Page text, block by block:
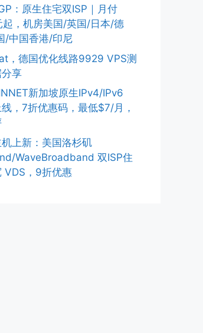
：原生住宅双ISP｜月付
，机房美国/英国/日本/德
/中国香港/印尼
，德国优化线路9929 VPS测
享
新加坡原生IPv4/IPv6
，7折优惠码，最低$7/月，
上新：美国洛杉矶
WaveBroadband 双ISP住
VDS，9折优惠